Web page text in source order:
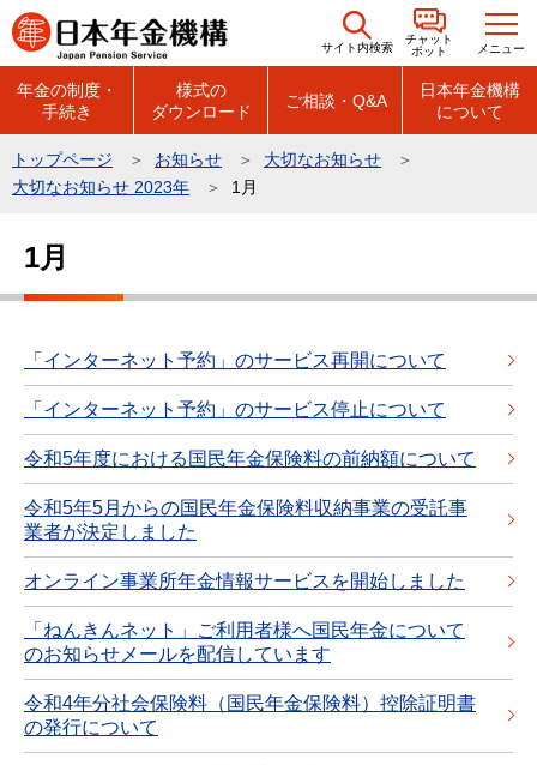
こ
の
す
サイト内検索
チャット
ボット
メニュー
年金の制度・
手続き
様式の
ダウンロード
ご相談・Q&A
日本年金機構
について
トップページ お知らせ
大切なお知らせ
大切なお知らせ 2023年
1月
こ
1月
「インターネット予約」のサービス再開について
「インターネット予約」のサービス停止について
令和5年度における国民年金保険料の前納額について
令和5年5月からの国民年金保険料収納事業の受託事
業者が決定しました
オンライン事業所年金情報サービスを開始しました
「ねんきんネット」ご利用者様へ国民年金について
のお知らせメールを配信しています
令和4年分社会保険料（国民年金保険料）控除証明書
の発行について